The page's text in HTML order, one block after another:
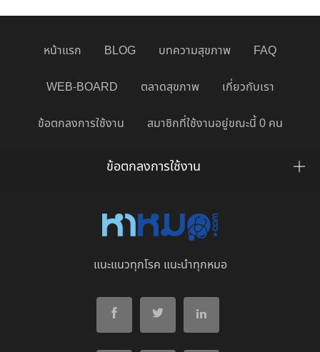
หน้าแรก BLOG บทความสุขภาพ FAQ
WEB-BOARD ตลาดสุขภาพ เกี่ยวกับเรา
ข้อตกลงการใช้งาน สมาชิกที่ใช้งานอยู่ขณะนี้ 0 คน
ข้อตกลงการใช้งาน
แนะแนวทุกโรค แนะนำทุกหมอ